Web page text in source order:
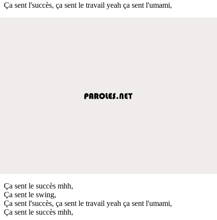
Ça sent l'succès, ça sent le travail yeah ça sent l'umami,
Ça sent le succès mhh,
Ça sent le swing,
Ça sent l'succès, ça sent le travail yeah ça sent l'umami,
Ça sent le succès mhh,